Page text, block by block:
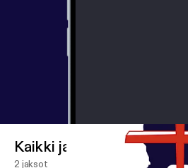
Kaikki jaksot
2 jaksot